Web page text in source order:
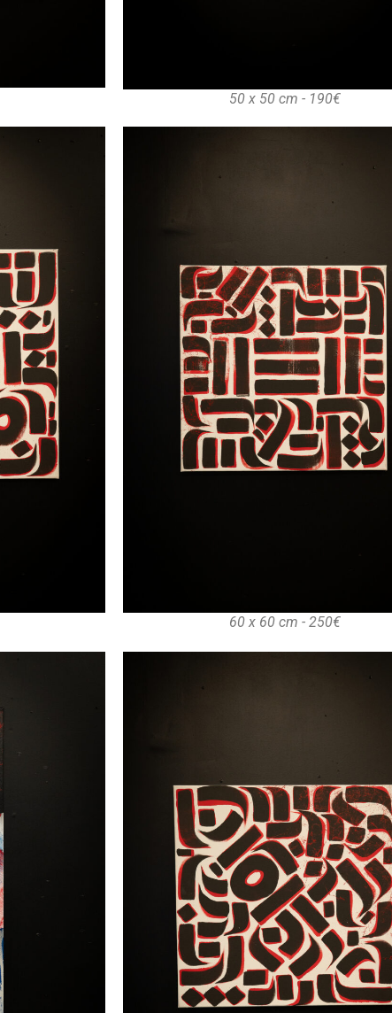
50 x 50 cm - 190€
60 x 60 cm - 250€